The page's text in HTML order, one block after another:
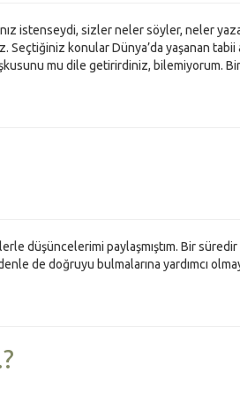
istenseydi, sizler neler söyler, neler
konular Dünya’da yaşanan
mu dile getirirdiniz, bilemiyorum.
düşüncelerimi paylaşmıştım. Bir
de doğruyu bulmalarına yardımcı